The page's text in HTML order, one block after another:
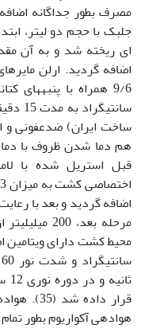
جلبک با حجم دو لیتر،
ساخت ایران) ضدعفونی و
قبل استریل شده با
اضافه گردید و بعد با
مرحله بعد، 200 میلی­لیتر از ذخیره جلبک
قرار
هوادهی آکواریوم بطور